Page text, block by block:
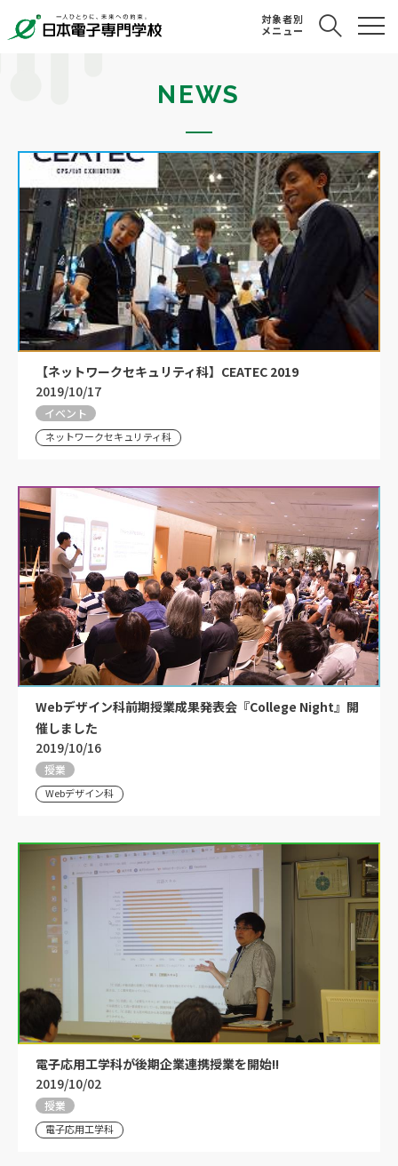
対象者別
メニュー
NEWS
【ネットワークセキュリティ科】CEATEC 2019
2019/10/17
イベント
ネットワークセキュリティ科
Webデザイン科前期授業成果発表会『College Night』開
催しました
2019/10/16
授業
Webデザイン科
電子応用工学科が後期企業連携授業を開始!!
2019/10/02
授業
電子応用工学科